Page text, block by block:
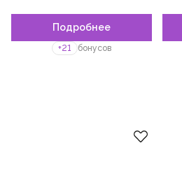
Подробнее
+21 бонусов
Пожалуйста,войдите
зарегистрируйтесь,
чтобы добавить товар в